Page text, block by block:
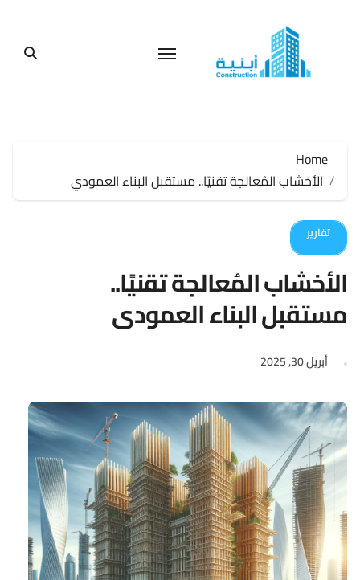
Home
الأخشاب المُعالجة تقنيًا.. مستقبل البناء العمودي
تقارير
الأخشاب المُعالجة تقنيًا..
مستقبل البناء العمودي
أبريل 30, 2025